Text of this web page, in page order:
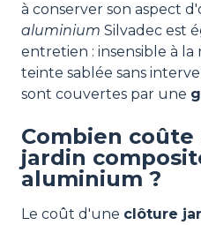
à conserver son aspect
aluminium Silvadec est
entretien : insensible à la
teinte sablée sans
sont couvertes par une
Combien
jardin
aluminium ?
Le coût d'une clôture